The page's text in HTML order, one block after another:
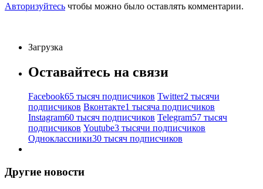
Авторизуйтесь чтобы можно было оставлять комментарии.
Загрузка
Оставайтесь на связи
Facebook65 тысяч подписчиков Twitter2 тысячи
подписчиков Вконтакте1 тысяча подписчиков
Instagram60 тысяч подписчиков Telegram57 тысяч
подписчиков Youtube3 тысячи подписчиков
Одноклассники30 тысяч подписчиков
Другие новости